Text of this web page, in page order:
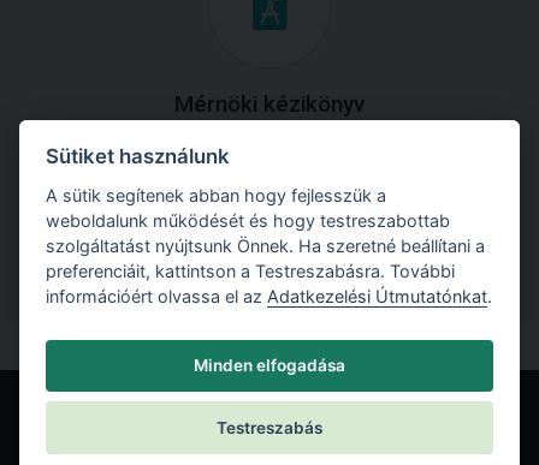
Mérnöki kézikönyv
Töltse le útmutatónkat az összes elméleti anyaggal és
gyakorlati példával!
Sütiket használunk
A sütik segítenek abban hogy fejlesszük a
weboldalunk működését és hogy testreszabottab
szolgáltatást nyújtsunk Önnek. Ha szeretné beállítani a
preferenciáit, kattintson a Testreszabásra. További
információért olvassa el az Adatkezelési Útmutatónkat.
Minden elfogadása
Testreszabás